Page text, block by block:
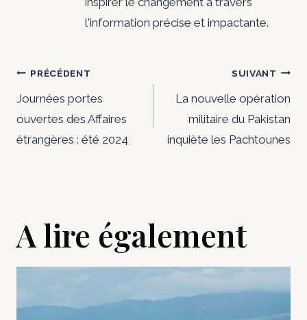
l'information précise et impactante.
Navigation
de
l’article
PRÉCÉDENT
Journées portes
ouvertes des Affaires
étrangères : été 2024
SUIVANT
La nouvelle opération
militaire du Pakistan
inquiète les Pachtounes
A lire également